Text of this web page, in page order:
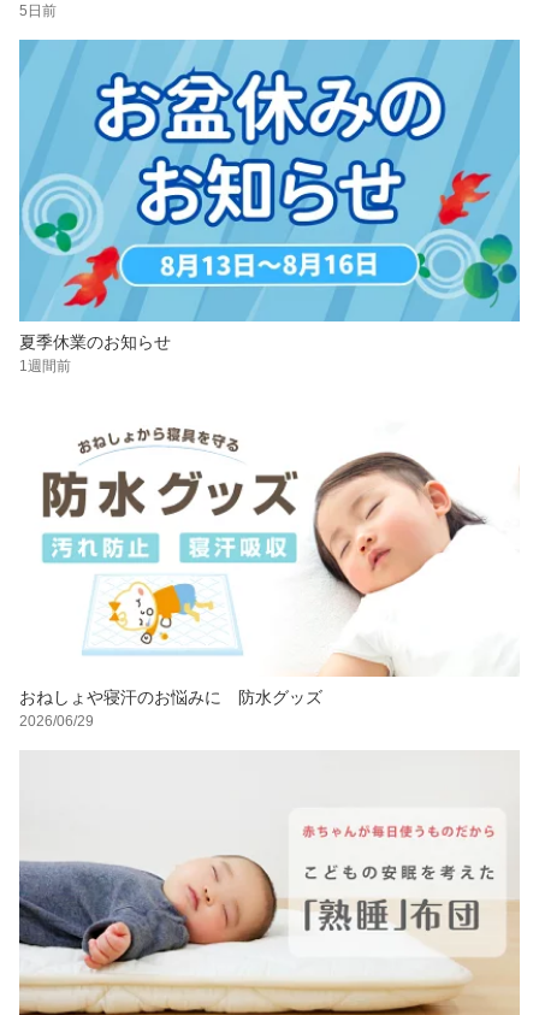
5日前
夏季休業のお知らせ
1週間前
おねしょや寝汗のお悩みに 防水グッズ
2026/06/29